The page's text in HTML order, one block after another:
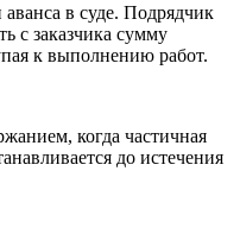
в суде. Подрядчик
с заказчика сумму
к выполнению работ.
когда частичная
до истечения